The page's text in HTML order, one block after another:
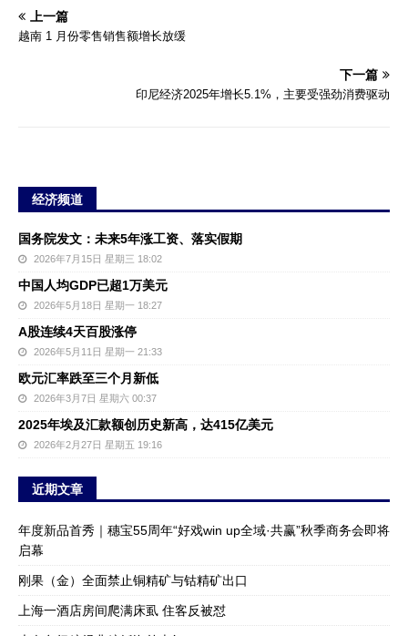
上一篇
越南 1 月份零售销售额增长放缓
下一篇
印尼经济2025年增长5.1%，主要受强劲消费驱动
经济频道
国务院发文：未来5年涨工资、落实假期
2026年7月15日 星期三 18:02
中国人均GDP已超1万美元
2026年5月18日 星期一 18:27
A股连续4天百股涨停
2026年5月11日 星期一 21:33
欧元汇率跌至三个月新低
2026年3月7日 星期六 00:37
2025年埃及汇款额创历史新高，达415亿美元
2026年2月27日 星期五 19:16
近期文章
年度新品首秀｜穗宝55周年“好戏win up全域·共赢”秋季商务会即将
启幕
刚果（金）全面禁止铜精矿与钴精矿出口
上海一酒店房间爬满床虱 住客反被怼